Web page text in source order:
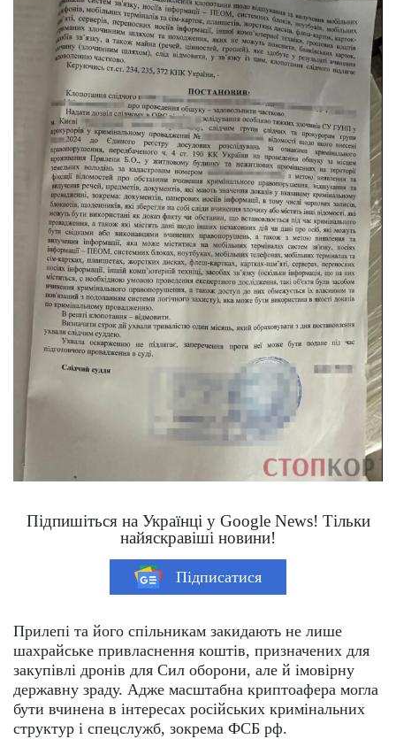
Підпишіться на Українці у Google News! Тільки
найяскравіші новини!
Підписатися
Прилепі та його спільникам закидають не лише
шахрайське привласнення коштів, призначених для
закупівлі дронів для Сил оборони, але й імовірну
державну зраду. Адже масштабна криптоафера могла
бути вчинена в інтересах російських кримінальних
структур і спецслужб, зокрема ФСБ рф.